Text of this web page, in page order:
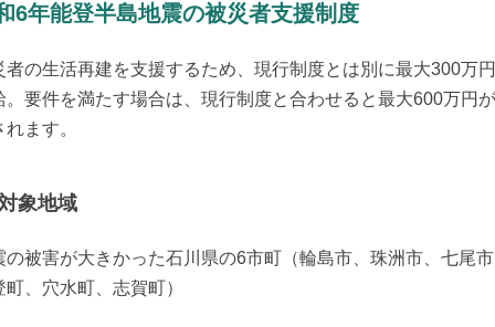
6年能登半島地震の被災者支援制度
者の生活再建を支援するため、現行制度とは別に最大300万
。要件を満たす場合は、現行制度と合わせると最大600万円
れます。
象地域
の被害が大きかった石川県の6市町（輪島市、珠洲市、七尾
町、穴水町、志賀町）